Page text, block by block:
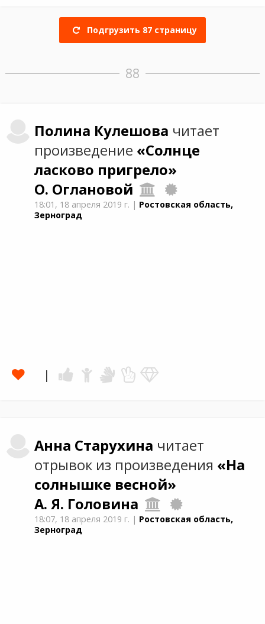
Подгрузить 87 страницу
88
Полина Кулешова читает
произведение «Солнце
ласково пригрело»
О. Оглановой
18:01, 18 апреля 2019 г. | Ростовская область,
Зерноград
Анна Старухина читает
отрывок из произведения «На
солнышке весной»
А. Я. Головина
18:07, 18 апреля 2019 г. | Ростовская область,
Зерноград